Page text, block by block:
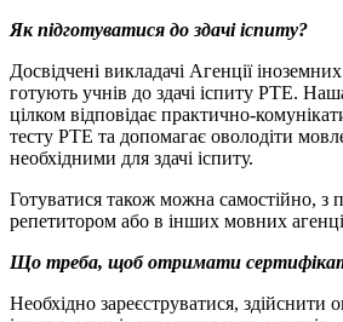
Як підготуватися до здачі іспиту?
Досвідчені викладачі Агенції
готують учнів до здачі іспиту PTE.
цілком відповідає практично-
тесту РТЕ та допомагає оволодіти
необхідними для здачі іспиту.
Готуватися також можна самостійно, з
репетитором або в інших мовних
Що треба, щоб отримати
Необхідно зареєструватися, здійснити